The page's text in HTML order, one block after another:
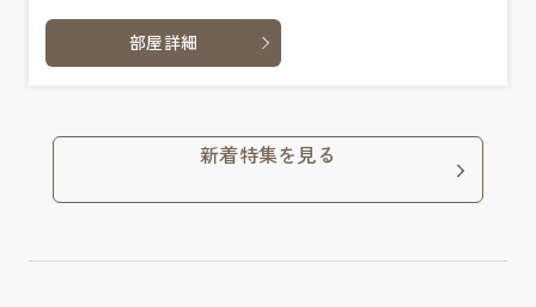
部屋詳細
新着特集を見る